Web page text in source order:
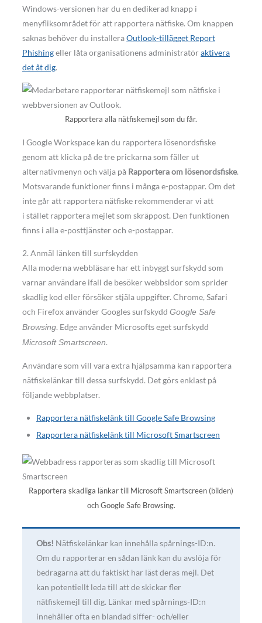
Windows-versionen har du en dedikerad knapp i
menyfliksområdet för att rapportera nätfiske. Om knappen
saknas behöver du installeraOutlook-tillägget Report
Phishingeller låta organisationens administratöraktivera
det åt dig.
Rapportera alla nätfiskemejl som du får.
I Google Workspace kan du rapportera lösenordsfiske
genom att klicka på de tre prickarna som fäller ut
alternativmenyn och välja på Rapportera om lösenordsfiske.
Motsvarande funktioner finns i många e-postappar. Om det
inte går att rapportera nätfiske rekommenderar vi att
i stället rapportera mejlet som skräppost. Den funktionen
finns i alla e-posttjänster och e-postappar.
2. Anmäl länken till surfskydden
Alla moderna webbläsare har ett inbyggt surfskydd som
varnar användare ifall de besöker webbsidor som sprider
skadlig kod eller försöker stjäla uppgifter. Chrome, Safari
och Firefox använder Googles surfskydd Google Safe
Browsing. Edge använder Microsofts eget surfskydd
Microsoft Smartscreen.
Användare som vill vara extra hjälpsamma kan rapportera
nätfiskelänkar till dessa surfskydd. Det görs enklast på
följande webbplatser.
Rapportera nätfiskelänk till Google Safe Browsing
Rapportera nätfiskelänk till Microsoft Smartscreen
Rapportera skadliga länkar till Microsoft Smartscreen (bilden)
och Google Safe Browsing.
Obs! Nätfiskelänkar kan innehålla spårnings-ID:n.
Om du rapporterar en sådan länk kan du avslöja för
bedragarna att du faktiskt har läst deras mejl. Det
kan potentiellt leda till att de skickar fler
nätfiskemejl till dig. Länkar med spårnings-ID:n
innehåller ofta en blandad siffer- och/eller